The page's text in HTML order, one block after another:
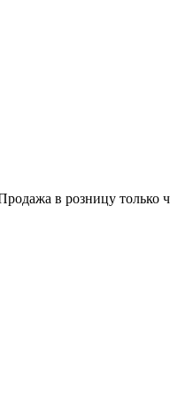
в розницу только